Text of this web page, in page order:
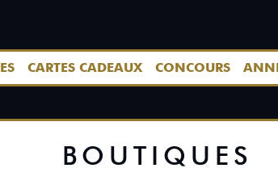
CARTES CADEAUX CONCOURS
BOUTIQUES